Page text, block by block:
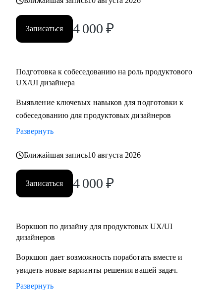
Записаться 4 000 ₽
Подготовка к собеседованию на роль продуктового
UX/UI дизайнера
Выявление ключевых навыков для подготовки к
собеседованию для продуктовых дизайнеров
Развернуть
Ближайшая запись10 августа 2026
Записаться 4 000 ₽
Воркшоп по дизайну для продуктовых UX/UI
дизайнеров
Воркшоп дает возможность поработать вместе и
увидеть новые варианты решения вашей задач.
Развернуть